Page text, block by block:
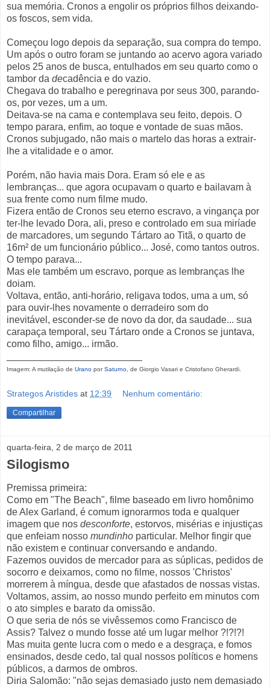
sua memória. Cronos a engolir os próprios filhos deixando-
os foscos, sem vida.
Começou logo depois da separação, sua compra do tempo.
Um após o outro foram se juntando ao acervo agora variado
pelos 25 anos de busca, entulhados em seu quarto como o
tambor da decadência e do vazio.
Chegava do trabalho e peregrinava por seus 300, parando-
os, por vezes, um a um.
Deitava-se na cama e contemplava seu feito, depois. O
tempo parara, enfim, ao toque e vontade de suas mãos.
Cronos subjugado, não mais o martelo das horas a extrair-
lhe a vitalidade e o amor.
Porém, não havia mais Dora. Eram só ele e as
lembranças... que agora ocupavam o quarto e bailavam à
sua frente como num filme mudo.
Fizera então de Cronos seu eterno escravo, a vingança por
ter-lhe levado Dora, ali, preso e controlado em sua miríade
de marcadores, um segundo Tártaro ao Titã, o quarto de
16m² de um funcionário público... José, como tantos outros.
O tempo parava...
Mas ele também um escravo, porque as lembranças lhe
doiam.
Voltava, então, anti-horário, religava todos, uma a um, só
para ouvir-lhes novamente o derradeiro som do
inevitável, esconder-se de novo da dor, da saudade... sua
carapaça temporal, seu Tártaro onde a Cronos se juntava,
como filho, amigo... irmão.
Imagem: A mutilação de Urano porSaturno , de Giorgio Vasari e Cristofano Gherardi.
Strategos Aristides at 12:39 Nenhum comentário:
Compartilhar
quarta-feira, 2 de março de 2011
Silogismo
Premissa primeira:
Como em "The Beach", filme baseado em livro homônimo
de Alex Garland, é comum ignorarmos toda e qualquer
imagem que nos desconforte, estorvos, misérias e injustiças
que enfeiam nosso mundinho particular. Melhor fingir que
não existem e continuar conversando e andando.
Fazemos ouvidos de mercador para as súplicas, pedidos de
socorro e deixamos, como no filme, nossos 'Christos'
morrerem à míngua, desde que afastados de nossas vistas.
Voltamos, assim, ao nosso mundo perfeito em minutos com
o ato simples e barato da omissão.
O que seria de nós se vivêssemos como Francisco de
Assis? Talvez o mundo fosse até um lugar melhor ?!?!?!
Mas muita gente lucra com o medo e a desgraça, e fomos
ensinados, desde cedo, tal qual nossos políticos e homens
públicos, a darmos de ombros.
Diria Salomão: "não sejas demasiado justo nem demasiado